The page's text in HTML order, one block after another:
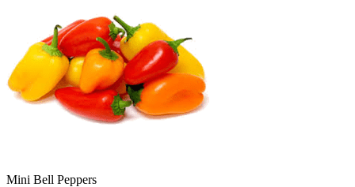
Mini Bell Peppers